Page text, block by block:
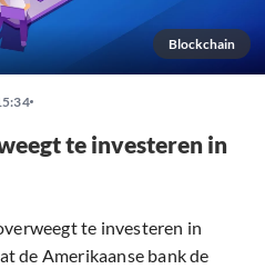
Blockchain
te investeren in
te investeren in
de Amerikaanse bank de